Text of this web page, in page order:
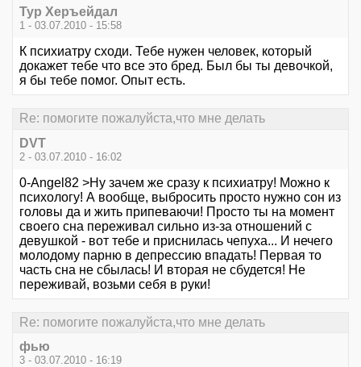
Тур Херъейдал
1 - 03.07.2010 - 15:58
К психиатру сходи. Тебе нужен человек, который
докажет тебе что все это бред. Был бы ты девочкой,
я бы тебе помог. Опыт есть.
Re: помогите пожалуйста,что мне делать
DVT
2 - 03.07.2010 - 16:02
0-Angel82 >Ну зачем же сразу к психиатру! Можно к
психологу! А вообще, выбросить просто нужно сон из
головы да и жить припеваючи! Просто ты на момент
своего сна переживал сильно из-за отношений с
девушкой - вот тебе и приснилась чепуха... И нечего
молодому парню в депрессию впадать! Первая то
часть сна не сбылась! И вторая не сбудется! Не
переживай, возьми себя в руки!
Re: помогите пожалуйста,что мне делать
фью
3 - 03.07.2010 - 16:19